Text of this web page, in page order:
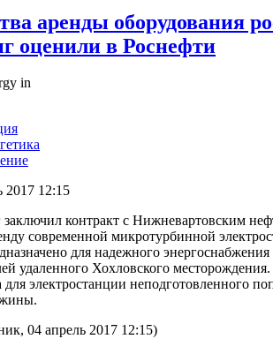
аренды оборудования
оценили в Роснефти
in
2017 12:15
контракт с Нижневартовским
современной микротурбинной
для надежного
удаленного Хохловского
для электростанции неподготовленного
04 апрель 2017 12:15)